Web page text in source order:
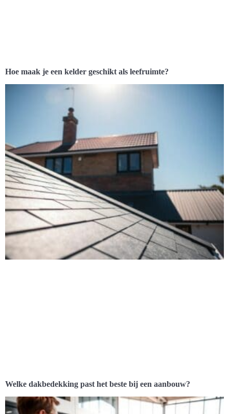
Hoe maak je een kelder geschikt als leefruimte?
Welke dakbedekking past het beste bij een aanbouw?